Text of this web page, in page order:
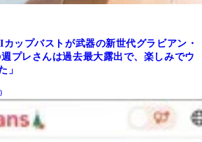
ップバストが武器の新世代グラビアン・
プレさんは過去最大露出で、楽しみでウ
」